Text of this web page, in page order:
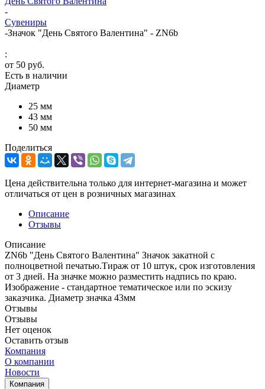
-
Сувениры
-Значок "День Святого Валентина" - ZN6b
:
от 50 руб.
Есть в наличии
Диаметр
25 мм
43 мм
50 мм
Поделиться
Цена действительна только для интернет-магазина и может
отличаться от цен в розничных магазинах
Описание
Отзывы
Описание
ZN6b "День Святого Валентина" Значок закатной с
полноцветной печатью.Тираж от 10 штук, срок изготовления
от 3 дней. На значке можно разместить надпись по краю.
Изображение - стандартное тематическое или по эскизу
заказчика. Диаметр значка 43мм
Отзывы
Отзывы
Нет оценок
Оставить отзыв
Компания
О компании
Новости
Компания